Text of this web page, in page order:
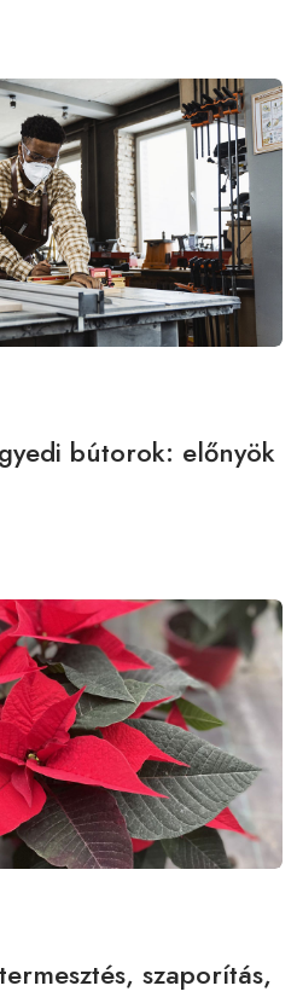
bútorok: előnyök
szaporítás,